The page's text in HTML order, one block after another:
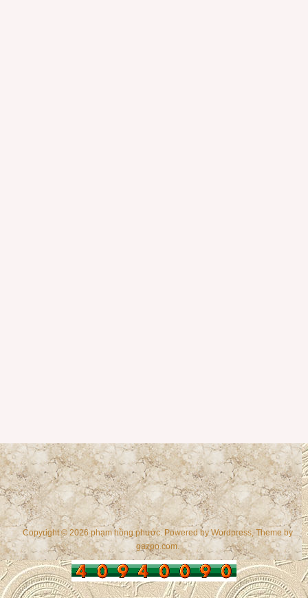
Copyright © 2026 phạm hồng phước. Powered byWordpress , Theme by
gazpo.com.